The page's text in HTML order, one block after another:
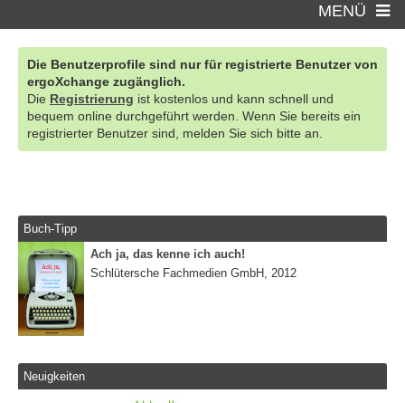
MENÜ
Die Benutzerprofile sind nur für registrierte Benutzer von
ergoXchange zugänglich.
Die Registrierung ist kostenlos und kann schnell und
bequem online durchgeführt werden. Wenn Sie bereits ein
registrierter Benutzer sind, melden Sie sich bitte an.
Buch-Tipp
Ach ja, das kenne ich auch!
Schlütersche Fachmedien GmbH, 2012
Neuigkeiten